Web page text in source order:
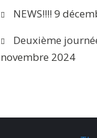
NEWS!!!! 9
Deuxième
novembre 2024